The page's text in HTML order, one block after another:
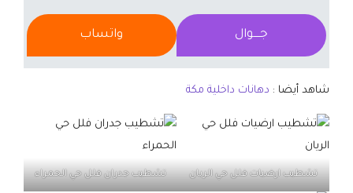
جــــوال واتساب
شاهد أيضا : دهانات داخلية مكة
تشطيب ارضيات فلل حي الريان تشطيب جدران فلل حي الحمراء